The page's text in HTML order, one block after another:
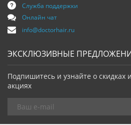
Служба поддержки
Онлайн чат
info@doctorhair.ru
ЭКСКЛЮЗИВНЫЕ
Подпишитесь и узнайте о скидках и
акциях